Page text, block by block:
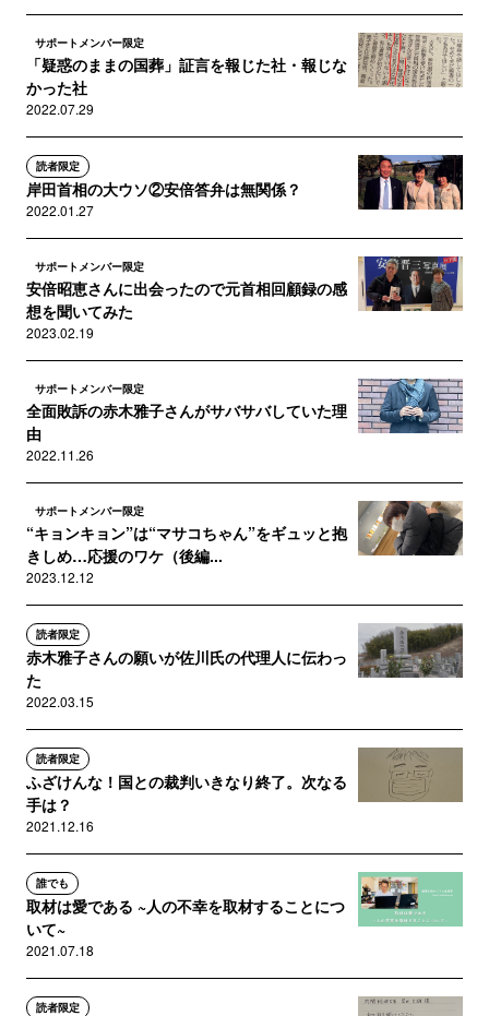
サポートメンバー限定
「疑惑のままの国葬」証言を報じた社・報じな
かった社
2022.07.29
読者限定
岸田首相の大ウソ②安倍答弁は無関係？
2022.01.27
サポートメンバー限定
安倍昭恵さんに出会ったので元首相回顧録の感
想を聞いてみた
2023.02.19
サポートメンバー限定
全面敗訴の赤木雅子さんがサバサバしていた理
由
2022.11.26
サポートメンバー限定
“キョンキョン”は“マサコちゃん”をギュッと抱
きしめ…応援のワケ（後編...
2023.12.12
読者限定
赤木雅子さんの願いが佐川氏の代理人に伝わっ
た
2022.03.15
読者限定
ふざけんな！国との裁判いきなり終了。次なる
手は？
2021.12.16
誰でも
取材は愛である ~人の不幸を取材することにつ
いて~
2021.07.18
読者限定